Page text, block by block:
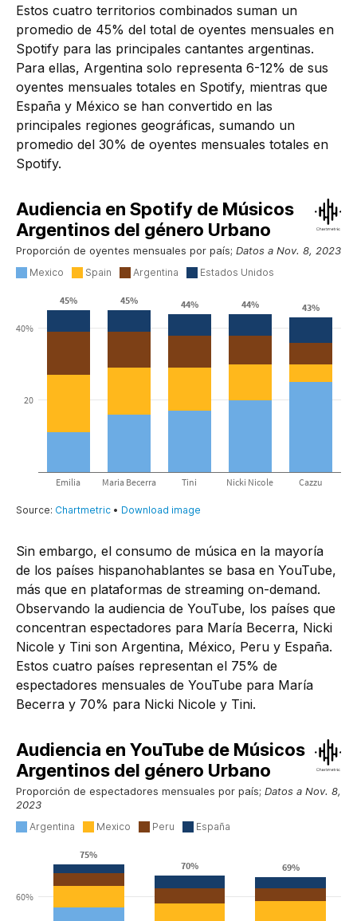
Estos cuatro territorios combinados suman un
promedio de 45% del total de oyentes mensuales en
Spotify para las principales cantantes argentinas.
Para ellas, Argentina solo representa 6-12% de sus
oyentes mensuales totales en Spotify, mientras que
España y México se han convertido en las
principales regiones geográficas, sumando un
promedio del 30% de oyentes mensuales totales en
Spotify.
Sin embargo, el consumo de música en la mayoría
de los países hispanohablantes se basa en YouTube,
más que en plataformas de streaming on-demand.
Observando la audiencia de YouTube, los países que
concentran espectadores para María Becerra, Nicki
Nicole y Tini son Argentina, México, Peru y España.
Estos cuatro países representan el 75% de
espectadores mensuales de YouTube para María
Becerra y 70% para Nicki Nicole y Tini.